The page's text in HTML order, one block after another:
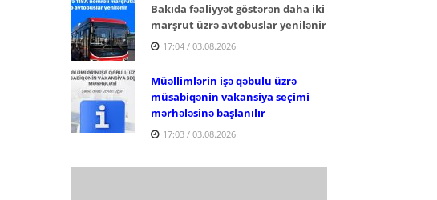
Bakıda fəaliyyət göstərən daha iki
marşrut üzrə avtobuslar yenilənir
17:04 / 03.08.2026
Müəllimlərin işə qəbulu üzrə
müsabiqənin vakansiya seçimi
mərhələsinə başlanılır
17:03 / 03.08.2026